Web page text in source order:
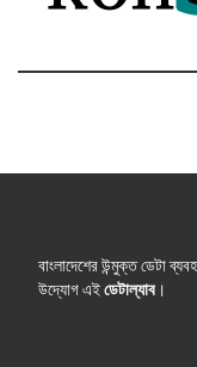
বাংলাদেশের উন্মুক্ত ডেটা
উদ্যোগ এইডেটাল্যাব।